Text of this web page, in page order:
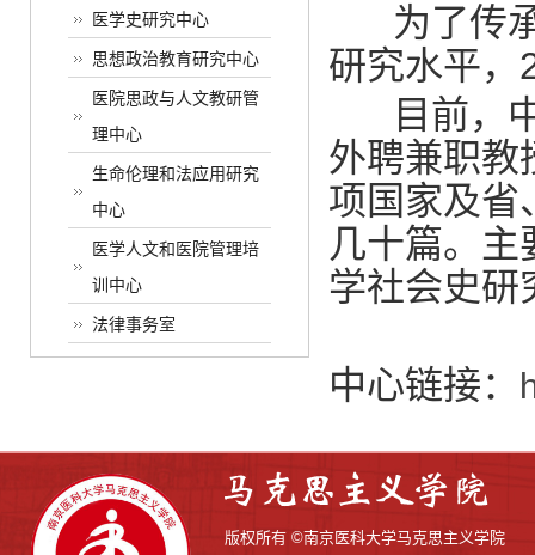
医学史研究中心
思想政治教育研究中心
医院思政与人文教研管
理中心
生命伦理和法应用研究
中心
医学人文和医院管理培
训中心
法律事务室
为了传承
研究水平，
目前，中
外聘兼职教
项国家及省
几十篇。
学社会史研
中心链接：
版权所有 ©南京医科大学马克思主义学院